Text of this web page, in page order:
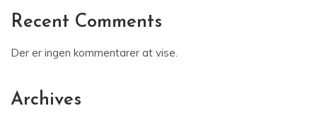
Recent Comments
Der er ingen kommentarer at vise.
Archives